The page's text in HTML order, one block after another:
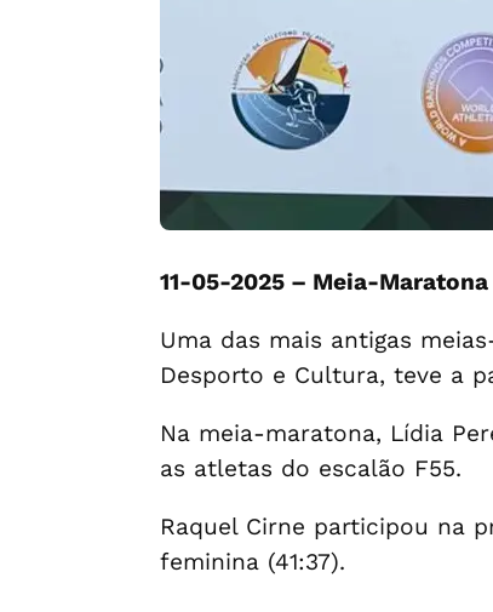
11-05-2025 – Meia-
Uma das mais antigas
Desporto e Cultura, teve a
Na meia-maratona, Lídia
as atletas do escalão F55.
Raquel Cirne participou na
feminina (41:37).